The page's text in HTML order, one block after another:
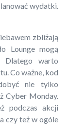
wydatki.
zbliżają
Lounge mogą
Dlatego warto
Co ważne, kod
nie tylko
Cyber Monday.
podczas akcji
czy też w ogóle